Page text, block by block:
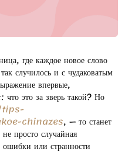
где каждое новое слово
случилось и с чудаковатым
впервые,
что это за зверь такой? Но
chinazes, — то станет
просто случайная
или странности